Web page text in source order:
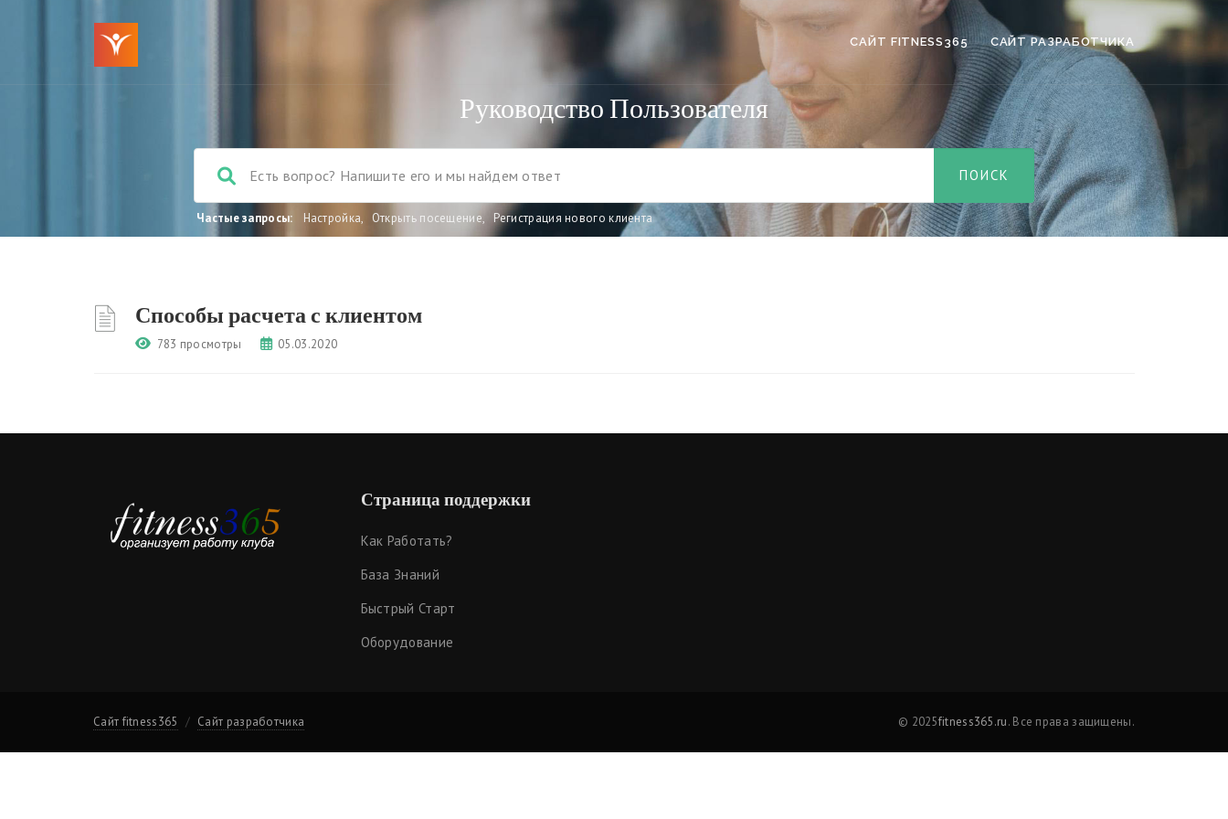
САЙТ FITNESS365 САЙТ РАЗРАБОТЧИКА
Руководство Пользователя
Частые запросы: Настройка, Открыть посещение, Регистрация нового клиента
Способы расчета с клиентом
783 просмотры 05.03.2020
Страница поддержки
Как Работать?
База Знаний
Быстрый Старт
Оборудование
Сайт fitness365 Сайт разработчика © 2025fitness365.ru. Все права защищены.